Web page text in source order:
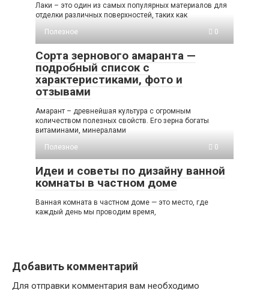
Лаки – это один из самых популярных материалов для
отделки различных поверхностей, таких как
Полезное
0
Сорта зернового амаранта —
подробный список с
характеристиками, фото и
отзывами
Амарант – древнейшая культура с огромным
количеством полезных свойств. Его зерна богаты
витаминами, минералами
Полезное
0
Идеи и советы по дизайну ванной
комнаты в частном доме
Ванная комната в частном доме — это место, где
каждый день мы проводим время,
Добавить комментарий
Для отправки комментария вам необходимо